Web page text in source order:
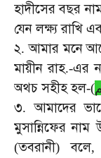
হাদীসের বছর
যেন লক্ষ্য রাখি
২.আমার মনে
মায়ীন রাহ.-এর
অথচ সহীহ হল-)
৩.আমাদের
মুসান্নিফের নাম
(তবরানী)বলে